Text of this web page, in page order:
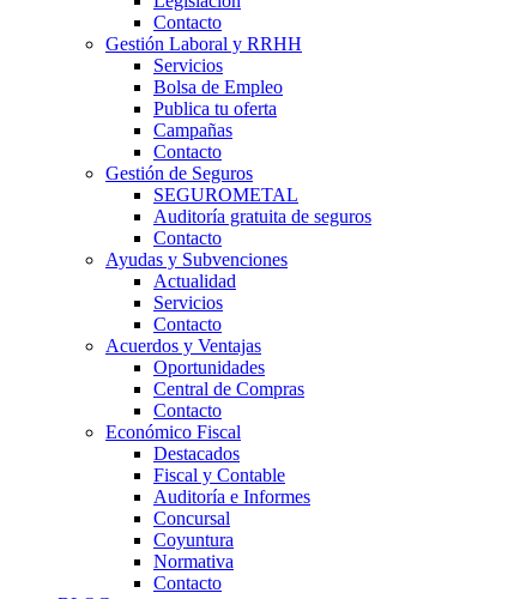
Contacto
Gestión Laboral y RRHH
Servicios
Bolsa de Empleo
Publica tu oferta
Campañas
Contacto
Gestión de Seguros
SEGUROMETAL
Auditoría gratuita de seguros
Contacto
Ayudas y Subvenciones
Actualidad
Servicios
Contacto
Acuerdos y Ventajas
Oportunidades
Central de Compras
Contacto
Económico Fiscal
Destacados
Fiscal y Contable
Auditoría e Informes
Concursal
Coyuntura
Normativa
Contacto